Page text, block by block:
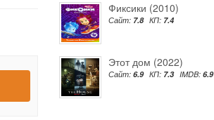
Фиксики (2010)
Сайт: 7.8 КП: 7.4
Этот дом (2022)
Сайт: 6.9 КП: 7.3 IMDB: 6.9